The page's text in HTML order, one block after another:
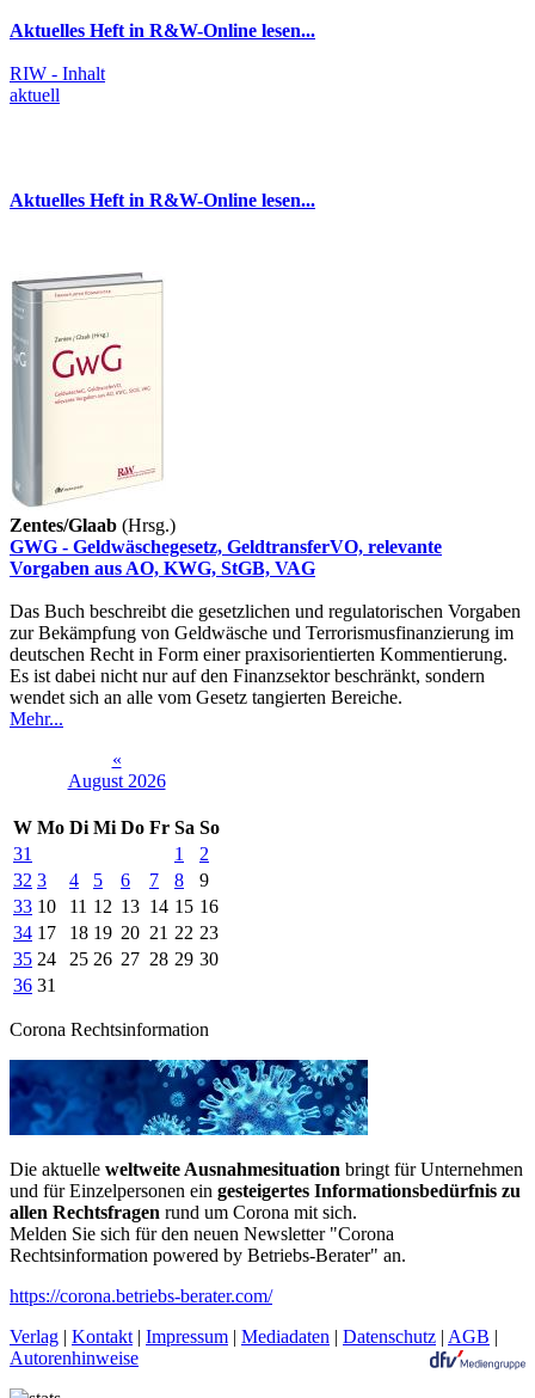
Aktuelles Heft in R&W-Online lesen...
RIW - Inhalt
aktuell
Aktuelles Heft in R&W-Online lesen...
Zentes/Glaab (Hrsg.)
GWG - Geldwäschegesetz, GeldtransferVO, relevante
Vorgaben aus AO, KWG, StGB, VAG
Das Buch beschreibt die gesetzlichen und regulatorischen Vorgaben
zur Bekämpfung von Geldwäsche und Terrorismusfinanzierung im
deutschen Recht in Form einer praxisorientierten Kommentierung.
Es ist dabei nicht nur auf den Finanzsektor beschränkt, sondern
wendet sich an alle vom Gesetz tangierten Bereiche.
Mehr...
«
August 2026
W Mo Di Mi Do Fr Sa So
31
1
2
32 3 4 5 6 7 8
9
33 10 11 12 13 14 15 16
34 17 18 19 20 21 22 23
35 24 25 26 27 28 29 30
36 31
Corona Rechtsinformation
Die aktuelle weltweite Ausnahmesituation bringt für Unternehmen
und für Einzelpersonen ein gesteigertes Informationsbedürfnis zu
allen Rechtsfragen rund um Corona mit sich.
Melden Sie sich für den neuen Newsletter "Corona
Rechtsinformation powered by Betriebs-Berater" an.
https://corona.betriebs-berater.com/
Verlag | Kontakt | Impressum | Mediadaten | Datenschutz | AGB |
Autorenhinweise